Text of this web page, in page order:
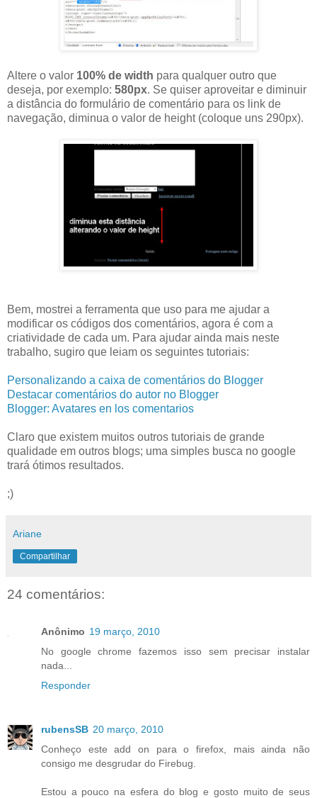
Altere o valor 100% de width para qualquer outro que
deseja, por exemplo: 580px. Se quiser aproveitar e diminuir
a distância do formulário de comentário para os link de
navegação, diminua o valor de height(coloque uns 290px).
Bem, mostrei a ferramenta que uso para me ajudar a
modificar os códigos dos comentários, agora é com a
criatividade de cada um. Para ajudar ainda mais neste
trabalho, sugiro que leiam os seguintes tutoriais:
Personalizando a caixa de comentários do Blogger
Destacar comentários do autor no Blogger
Blogger: Avatares en los comentarios
Claro que existem muitos outros tutoriais de grande
qualidade em outros blogs; uma simples busca no google
trará ótimos resultados.
;)
Ariane
Compartilhar
24 comentários:
Anônimo 19 março, 2010
No google chrome fazemos isso sem precisar instalar
nada...
Responder
rubensSB 20 março, 2010
Conheço este add on para o firefox, mais ainda não
consigo me desgrudar do Firebug.
Estou a pouco na esfera do blog e gosto muito de seus